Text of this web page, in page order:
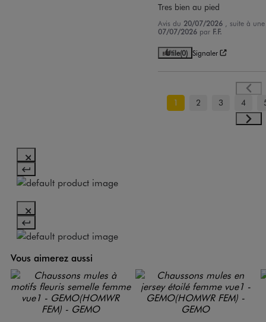
Tres bien au pied
Avis du 20/07/2026
, suite à
07/07/2026 par F.F.
Utile(0) Signaler
1 2 3 4
Vous aimerez aussi